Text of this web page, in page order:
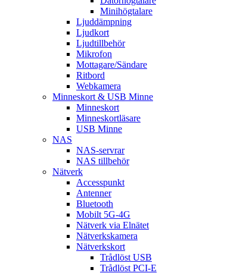
Minihögtalare
Ljuddämpning
Ljudkort
Ljudtillbehör
Mikrofon
Mottagare/Sändare
Ritbord
Webkamera
Minneskort & USB Minne
Minneskort
Minneskortläsare
USB Minne
NAS
NAS-servrar
NAS tillbehör
Nätverk
Accesspunkt
Antenner
Bluetooth
Mobilt 5G-4G
Nätverk via Elnätet
Nätverkskamera
Nätverkskort
Trådlöst USB
Trådlöst PCI-E